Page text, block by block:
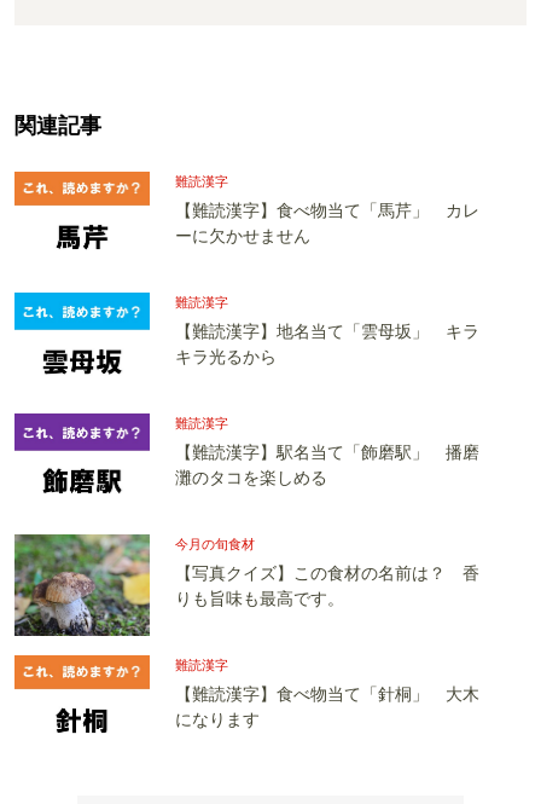
関連記事
難読漢字
【難読漢字】食べ物当て「馬芹」 カレ
ーに欠かせません
難読漢字
【難読漢字】地名当て「雲母坂」 キラ
キラ光るから
難読漢字
【難読漢字】駅名当て「飾磨駅」 播磨
灘のタコを楽しめる
今月の旬食材
【写真クイズ】この食材の名前は？ 香
りも旨味も最高です。
難読漢字
【難読漢字】食べ物当て「針桐」 大木
になります